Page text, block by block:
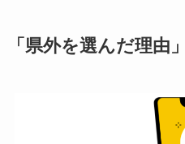
「県外を選んだ理由